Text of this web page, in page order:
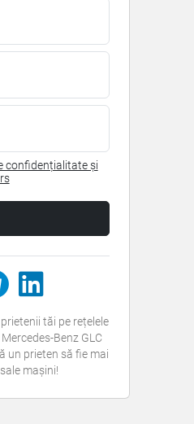
confidențialitate și
tăi pe rețelele
Benz GLC
un prieten să fie mai
mașini!